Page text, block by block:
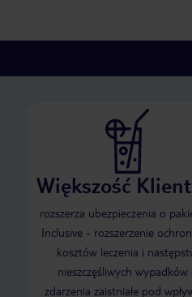
Większość
rozszerza ubezpieczenia o
Inclusive - rozszerzenie
kosztów leczenia i
nieszczęśliwych wypadków
zdarzenia zaistniałe pod